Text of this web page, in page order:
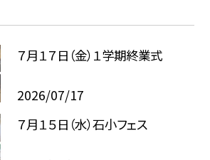
７月１７日（金）１学期終業式
2026/07/17
７月１５日（水）石小フェス